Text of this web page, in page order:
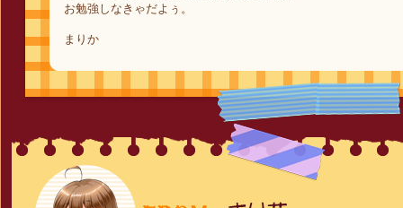
お勉強しなきゃだよぅ。
まりか